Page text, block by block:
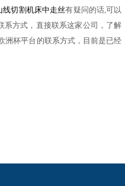
线切割机床中走丝有疑问的话,可以
系方式，直接联系这家公司，了解
洲杯平台的联系方式，目前是已经